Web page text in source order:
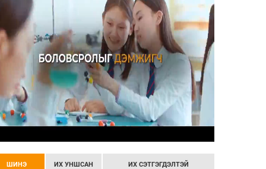
ШИНЭ ИХ УНШСАН ИХ СЭТГЭГДЭЛТЭЙ